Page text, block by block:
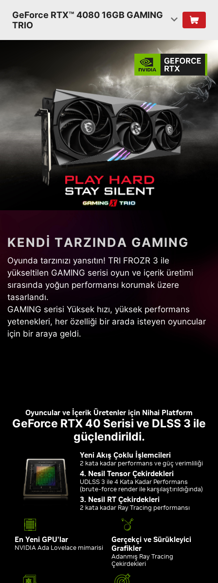
GeForce RTX™ 4080 16GB GAMING
TRIO
KENDI TARZINDA GAMING
Oyunda tarzınızı yansıtın! TRI FROZR 3 ile
yükseltilen GAMING serisi oyun ve içerik üretimi
sırasında yoğun performansı korumak üzere
tasarlandı.
GAMING serisi Yüksek hızı, yüksek performans
yetenekleri, her özelliği bir arada isteyen oyuncular
için bir araya geldi.
Oyuncular ve İçerik Üretenler için Nihai Platform
GeForce RTX 40 Serisi ve DLSS 3 ile
güçlendirildi.
Yeni Akış Çoklu İşlemcileri
2 kata kadar performans ve güç verimliliği
4. Nesil Tensor Çekirdekleri
UDLSS 3 ile 4 Kata Kadar Performans
(brute-force render ile karşılaştırıldığında)
3. Nesil RT Çekirdekleri
2 kata kadar Ray Tracing performansı
En Yeni GPU'lar
NVIDIA Ada Lovelace mimarisi
Gerçekçi ve Sürükleyici
Grafikler
Adanmış Ray Tracing
Çekirdekleri